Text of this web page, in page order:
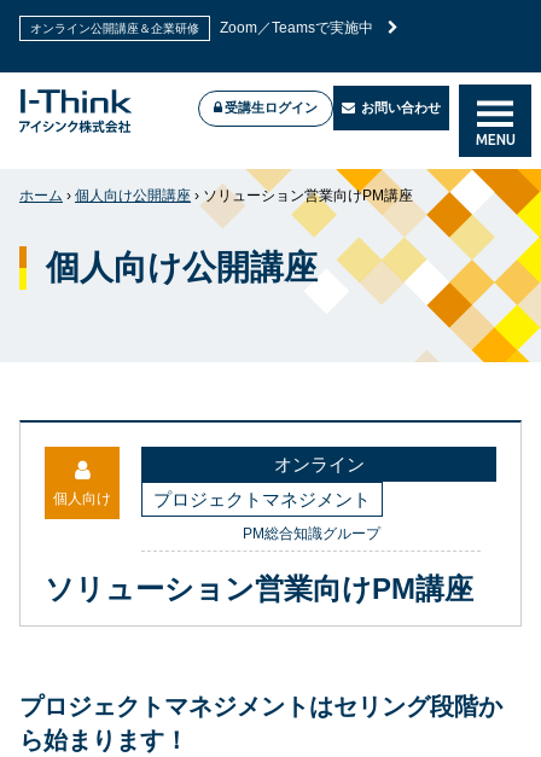
PMP®試験対策講座
2026年7月新試験に対応！高合格率のPMP®試験対策講
座
受講生ログイン お問い合わせ
MENU
個人向け公開講座
ホーム › 個人向け公開講座 › ソリューション営業向けPM講座
個人向け
オンライン
プロジェクトマネジメント
PM総合知識グループ
ソリューション営業向けPM講座
プロジェクトマネジメントはセリング段階か
ら始まります！